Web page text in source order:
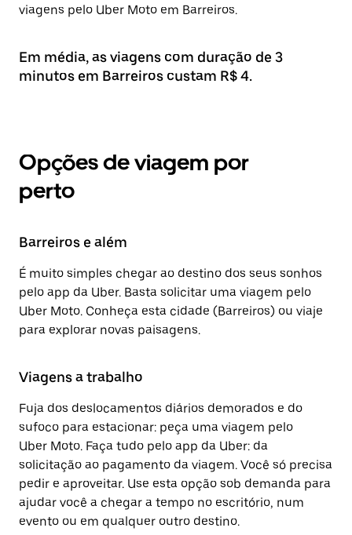
viagens pelo Uber Moto em Barreiros.
Em média, as viagens com duração de 3
minutos em Barreiros custam R$ 4.
Opções de viagem por
perto
Barreiros e além
É muito simples chegar ao destino dos seus sonhos
pelo app da Uber. Basta solicitar uma viagem pelo
Uber Moto. Conheça esta cidade (Barreiros) ou viaje
para explorar novas paisagens.
Viagens a trabalho
Fuja dos deslocamentos diários demorados e do
sufoco para estacionar: peça uma viagem pelo
Uber Moto. Faça tudo pelo app da Uber: da
solicitação ao pagamento da viagem. Você só precisa
pedir e aproveitar. Use esta opção sob demanda para
ajudar você a chegar a tempo no escritório, num
evento ou em qualquer outro destino.